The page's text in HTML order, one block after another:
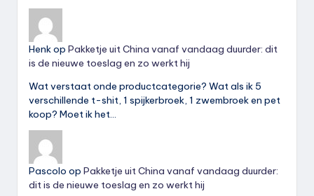
Henkop Pakketje uit China vanaf vandaag duurder: dit
is de nieuwe toeslag en zo werkt hij
Wat verstaat onde productcategorie? Wat als ik 5
verschillende t-shit, 1 spijkerbroek, 1 zwembroek en pet
koop? Moet ik het…
Pascolo op Pakketje uit China vanaf vandaag duurder:
dit is de nieuwe toeslag en zo werkt hij